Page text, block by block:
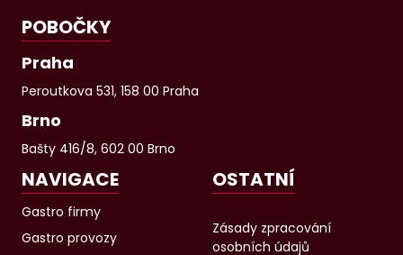
POBOČKY
Praha
Peroutkova 531, 158 00 Praha
Brno
Bašty 416/8, 602 00 Brno
NAVIGACE
Gastro firmy
Gastro provozy
OSTATNÍ
Zásady zpracování
osobních údajů